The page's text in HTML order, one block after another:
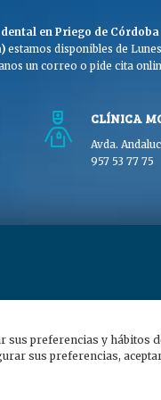
sus preferencias y hábitos
sus preferencias,
en Priego de Córdoba
estamos disponibles de
un correo o pide cita
CLÍNICA
Avda.
957 53 77 75
© Clínica Dra. Olga